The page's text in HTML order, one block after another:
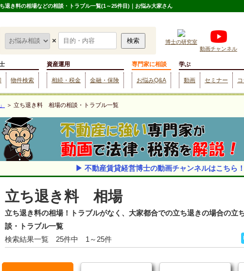
退き料の相場などの相談・トラブル一覧(1～25件目)｜お悩み大家さん
×
博士の研究室
動画チャンネル
物件検索
資産運用
相続・税金 金融・保険
専門家に相談
お悩みQ&A
学ぶ
動画 セミナー
＞ 立ち退き料 相場の相談・トラブル一覧
▶ 不動産賃貸経営博士の動画チャンネルはこちら！
立ち退き料 相場
立ち退き料の相場！トラブルがなく、大家都合での立ち退きの場合の立
談・トラブル一覧
検索結果一覧 25件中 1～25件